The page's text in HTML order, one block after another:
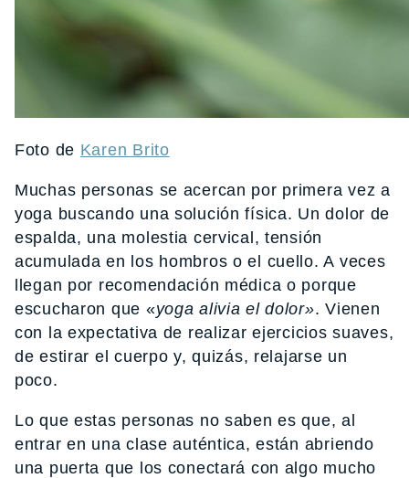
Foto de Karen Brito
Muchas personas se acercan por primera vez a
yoga buscando una solución física. Un dolor de
espalda, una molestia cervical, tensión
acumulada en los hombros o el cuello. A veces
llegan por recomendación médica o porque
escucharon que «yoga alivia el dolor». Vienen
con la expectativa de realizar ejercicios suaves,
de estirar el cuerpo y, quizás, relajarse un
poco.
Lo que estas personas no saben es que, al
entrar en una clase auténtica, están abriendo
una puerta que los conectará con algo mucho